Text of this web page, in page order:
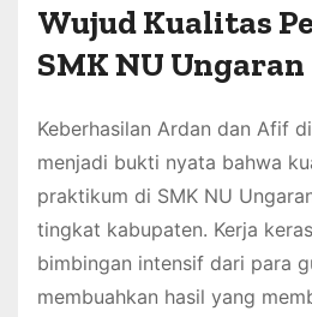
Wujud Kualitas
SMK NU Ungaran
Keberhasilan Ardan dan Afif
menjadi bukti nyata bahwa
praktikum di SMK NU
tingkat kabupaten. Kerja
bimbingan intensif dari para
membuahkan hasil yang